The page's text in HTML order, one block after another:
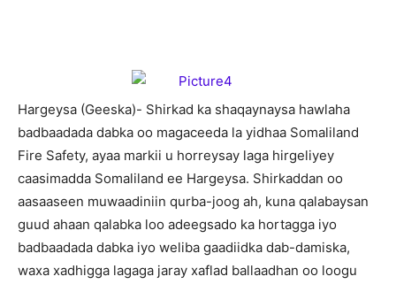
Hargeysa (Geeska)- Shirkad ka shaqaynaysa hawlaha
badbaadada dabka oo magaceeda la yidhaa Somaliland
Fire Safety, ayaa markii u horreysay laga hirgeliyey
caasimadda Somaliland ee Hargeysa. Shirkaddan oo
aasaaseen muwaadiniin qurba-joog ah, kuna qalabaysan
guud ahaan qalabka loo adeegsado ka hortagga iyo
badbaadada dabka iyo weliba gaadiidka dab-damiska,
waxa xadhigga lagaga jaray xaflad ballaadhan oo loogu